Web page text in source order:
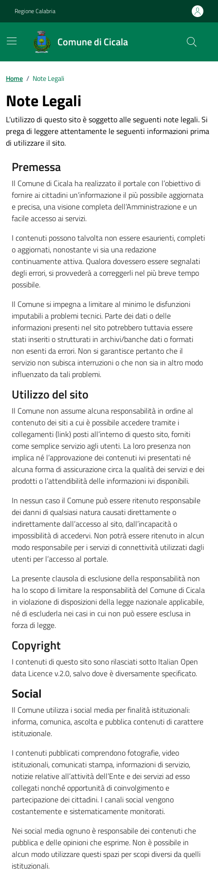
Regione Calabria
Comune di Cicala
Home / Note Legali
Note Legali
L'utilizzo di questo sito è soggetto alle seguenti note legali. Si
prega di leggere attentamente le seguenti informazioni prima
di utilizzare il sito.
Premessa
Il Comune di Cicala ha realizzato il portale con l’obiettivo di
fornire ai cittadini un’informazione il più possibile aggiornata
e precisa, una visione completa dell’Amministrazione e un
facile accesso ai servizi.
I contenuti possono talvolta non essere esaurienti, completi
o aggiornati, nonostante vi sia una redazione
continuamente attiva. Qualora dovessero essere segnalati
degli errori, si provvederà a correggerli nel più breve tempo
possibile.
Il Comune si impegna a limitare al minimo le disfunzioni
imputabili a problemi tecnici. Parte dei dati o delle
informazioni presenti nel sito potrebbero tuttavia essere
stati inseriti o strutturati in archivi/banche dati o formati
non esenti da errori. Non si garantisce pertanto che il
servizio non subisca interruzioni o che non sia in altro modo
influenzato da tali problemi.
Utilizzo del sito
Il Comune non assume alcuna responsabilità in ordine al
contenuto dei siti a cui è possibile accedere tramite i
collegamenti (link) posti all’interno di questo sito, forniti
come semplice servizio agli utenti. La loro presenza non
implica né l’approvazione dei contenuti ivi presentati né
alcuna forma di assicurazione circa la qualità dei servizi e dei
prodotti o l’attendibilità delle informazioni ivi disponibili.
In nessun caso il Comune può essere ritenuto responsabile
dei danni di qualsiasi natura causati direttamente o
indirettamente dall’accesso al sito, dall’incapacità o
impossibilità di accedervi. Non potrà essere ritenuto in alcun
modo responsabile per i servizi di connettività utilizzati dagli
utenti per l’accesso al portale.
La presente clausola di esclusione della responsabilità non
ha lo scopo di limitare la responsabilità del Comune di Cicala
in violazione di disposizioni della legge nazionale applicabile,
né di escluderla nei casi in cui non può essere esclusa in
forza di legge.
Copyright
I contenuti di questo sito sono rilasciati sotto Italian Open
data Licence v.2.0, salvo dove è diversamente specificato.
Social
Il Comune utilizza i social media per finalità istituzionali:
informa, comunica, ascolta e pubblica contenuti di carattere
istituzionale.
I contenuti pubblicati comprendono fotografie, video
istituzionali, comunicati stampa, informazioni di servizio,
notizie relative all’attività dell’Ente e dei servizi ad esso
collegati nonché opportunità di coinvolgimento e
partecipazione dei cittadini. I canali social vengono
costantemente e sistematicamente monitorati.
Nei social media ognuno è responsabile dei contenuti che
pubblica e delle opinioni che esprime. Non è possibile in
alcun modo utilizzare questi spazi per scopi diversi da quelli
istituzionali.